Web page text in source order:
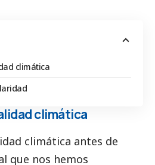
climática
climática
climática antes de
que nos hemos